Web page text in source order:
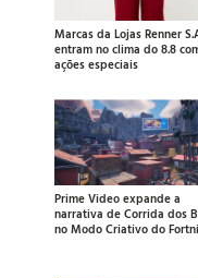
Marcas da Lojas Renner
entram no clima do 8.8
ações especiais
Prime Video expande a
narrativa de Corrida dos
no Modo Criativo do